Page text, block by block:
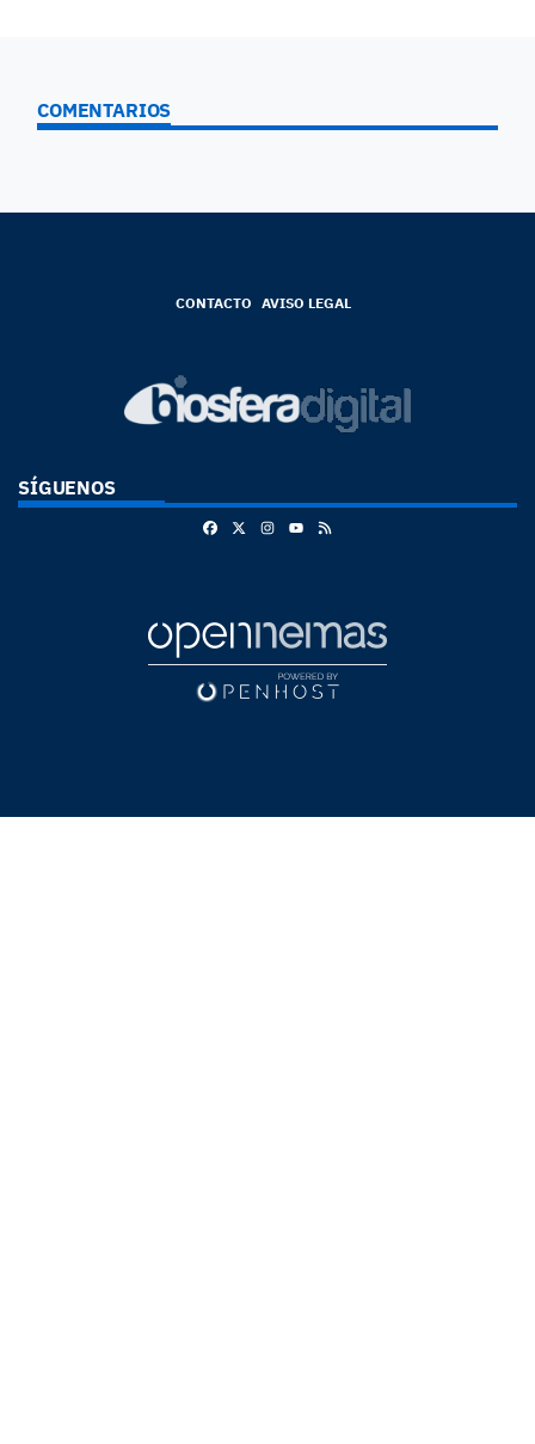
COMENTARIOS
CONTACTO AVISO LEGAL
SÍGUENOS
FacebookInstagram